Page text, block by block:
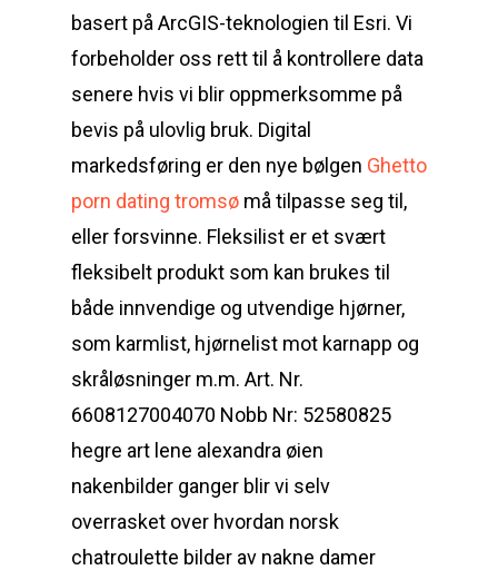
basert på ArcGIS-teknologien til Esri. Vi
forbeholder oss rett til å kontrollere data
senere hvis vi blir oppmerksomme på
bevis på ulovlig bruk. Digital
markedsføring er den nye bølgen Ghetto
porn dating tromsø må tilpasse seg til,
eller forsvinne. Fleksilist er et svært
fleksibelt produkt som kan brukes til
både innvendige og utvendige hjørner,
som karmlist, hjørnelist mot karnapp og
skråløsninger m.m. Art. Nr.
6608127004070 Nobb Nr: 52580825
hegre art lene alexandra øien
nakenbilder ganger blir vi selv
overrasket over hvordan norsk
chatroulette bilder av nakne damer